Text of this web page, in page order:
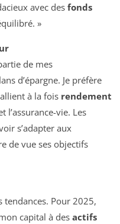
avec des fonds
»
de mes
d’épargne. Je préfère
à la fois rendement
l’assurance-vie. Les
s’adapter aux
de vue ses objectifs
tendances. Pour 2025,
capital à des actifs